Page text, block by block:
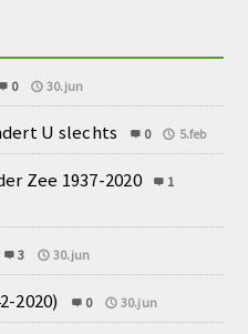
0 30.jun
U slechts 0 5.feb
Zee 1937-2020
1
3 30.jun
2020) 0 30.jun